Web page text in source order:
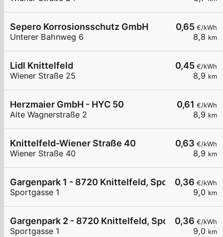
0,65 €/kWh
8,8 km
Sepero Korrosionsschutz GmbH
Unterer Bahnweg 6
0,45 €/kWh
8,9 km
Lidl Knittelfeld
Wiener Straße 25
0,61 €/kWh
8,9 km
Herzmaier GmbH - HYC 50
Alte Wagnerstraße 2
0,63 €/kWh
8,9 km
Knittelfeld-Wiener Straße 40
Wiener Straße 40
0,36 €/kWh
9,0 km
Gargenpark 1 - 8720 Knittelfeld, Sportgasse 1
Sportgasse 1
0,36 €/kWh
9,0 km
Gargenpark 2 - 8720 Knittelfeld, Sportgasse 1
Sportgasse 1